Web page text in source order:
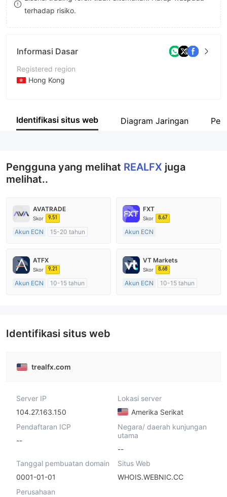
8
9
terhadap risiko.
Informasi Dasar
Registered region
Hong Kong
Nama perusahaan
Identifikasi situs web Diagram Jaringan
Pengguna yang melihat REALFX juga
melihat..
AVATRADE
Skor 9.51
Akun ECN
15-20 tahun
Market Maker (MM)
Lisensi Penuh MT4
FXT
Skor 8.67
Akun ECN
Diatur di Australia
Market Maker (MM)
ATFX
Skor 9.21
Akun ECN
10-15 tahun
VT Markets
Skor 8.68
Akun ECN
10-15 tahun
Identifikasi situs web
trealfx.com
Server IP
104.27.163.150
Lokasi server
Amerika Serikat
Pendaftaran ICP
--
Negara/ daerah kunjungan
utama
--
Tanggal pembuatan domain
0001-01-01
Situs Web
WHOIS.WEBNIC.CC
Perusahaan